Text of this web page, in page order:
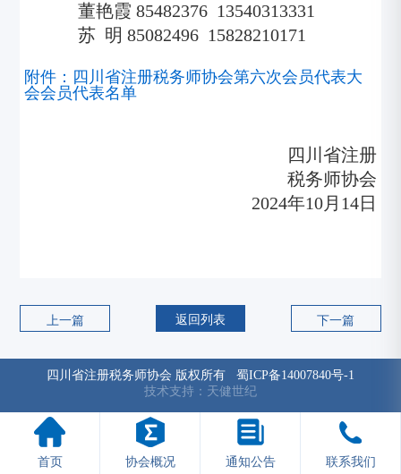
董艳霞 85482376 13540313331
苏 明 85082496 15828210171
附件：四川省注册税务师协会第六次会员代表大
会会员代表名单
四川省注册
税务师协会
2024年10月14日
上一篇 返回列表 下一篇
四川省注册税务师协会 版权所有
蜀ICP备14007840号-1
技术支持：天健世纪
首页 协会概况 通知公告 联系我们